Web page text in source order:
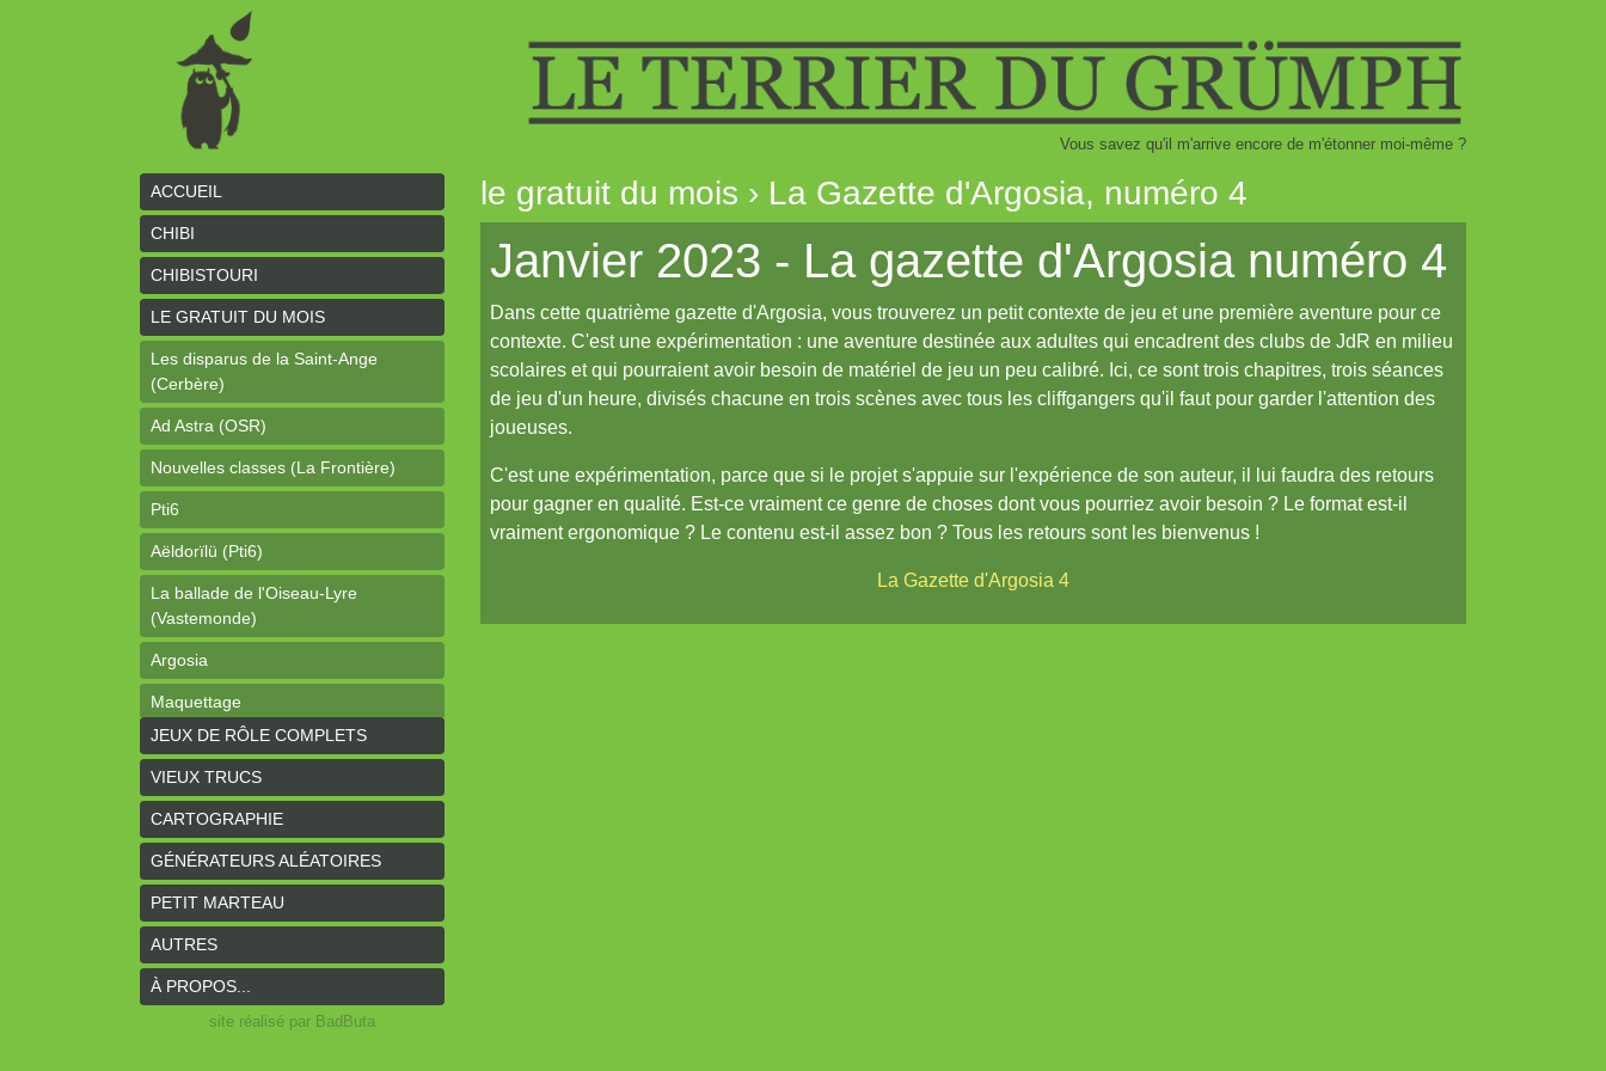
Vous savez qu'il m'arrive encore de m'étonner moi-même ?
ACCUEIL
CHIBI
CHIBISTOURI
LE GRATUIT DU MOIS
Les disparus de la Saint-Ange
(Cerbère)
Ad Astra (OSR)
Nouvelles classes (La Frontière)
Pti6
Aëldorïlü (Pti6)
La ballade de l'Oiseau-Lyre
(Vastemonde)
Argosia
Maquettage
Ophéis (Dragon de poche)
L'anneau des Empereurs (Coeurs
Vaillants)
Davy Jones (cartes)
Davy Jones (background)
Sur la route (Coeurs Vaillants)
Earthdawn (Coeurs Vaillants)
Titan&Fils 2020
JEUX DE RÔLE COMPLETS
VIEUX TRUCS
CARTOGRAPHIE
GÉNÉRATEURS ALÉATOIRES
PETIT MARTEAU
AUTRES
À PROPOS...
site réalisé par BadButa
le gratuit du mois › La Gazette d'Argosia, numéro 4
Janvier 2023 - La gazette d'Argosia numéro 4
Dans cette quatrième gazette d'Argosia, vous trouverez un petit contexte de jeu et une première aventure pour ce
contexte. C'est une expérimentation : une aventure destinée aux adultes qui encadrent des clubs de JdR en milieu
scolaires et qui pourraient avoir besoin de matériel de jeu un peu calibré. Ici, ce sont trois chapitres, trois séances
de jeu d'un heure, divisés chacune en trois scènes avec tous les cliffgangers qu'il faut pour garder l'attention des
joueuses.
C'est une expérimentation, parce que si le projet s'appuie sur l'expérience de son auteur, il lui faudra des retours
pour gagner en qualité. Est-ce vraiment ce genre de choses dont vous pourriez avoir besoin ? Le format est-il
vraiment ergonomique ? Le contenu est-il assez bon ? Tous les retours sont les bienvenus !
La Gazette d'Argosia 4